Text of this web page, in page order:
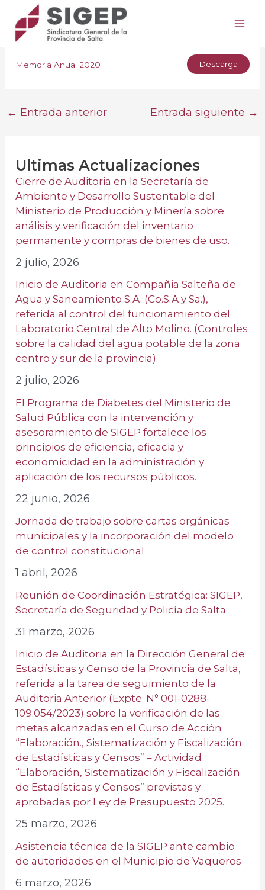
contenido
MEMORIA ANUAL 2020
Memoria Anual 2020 Descarga
navigation
← Entrada anterior Entrada siguiente →
Ultimas Actualizaciones
Cierre de Auditoria en la Secretaría de
Ambiente y Desarrollo Sustentable del
Ministerio de Producción y Minería sobre
análisis y verificación del inventario
permanente y compras de bienes de uso.
2 julio, 2026
Inicio de Auditoria en Compañia Salteña de
Agua y Saneamiento S.A. (Co.S.A.y Sa.),
referida al control del funcionamiento del
Laboratorio Central de Alto Molino. (Controles
sobre la calidad del agua potable de la zona
centro y sur de la provincia).
2 julio, 2026
El Programa de Diabetes del Ministerio de
Salud Pública con la intervención y
asesoramiento de SIGEP fortalece los
principios de eficiencia, eficacia y
economicidad en la administración y
aplicación de los recursos públicos.
22 junio, 2026
Jornada de trabajo sobre cartas orgánicas
municipales y la incorporación del modelo
de control constitucional
1 abril, 2026
Reunión de Coordinación Estratégica: SIGEP,
Secretaría de Seguridad y Policía de Salta
31 marzo, 2026
Inicio de Auditoria en la Dirección General de
Estadísticas y Censo de la Provincia de Salta,
referida a la tarea de seguimiento de la
Auditoria Anterior (Expte. N° 001-0288-
109.054/2023) sobre la verificación de las
metas alcanzadas en el Curso de Acción
“Elaboración., Sistematización y Fiscalización
de Estadísticas y Censos” – Actividad
“Elaboración, Sistematización y Fiscalización
de Estadísticas y Censos” previstas y
aprobadas por Ley de Presupuesto 2025.
25 marzo, 2026
Asistencia técnica de la SIGEP ante cambio
de autoridades en el Municipio de Vaqueros
6 marzo, 2026